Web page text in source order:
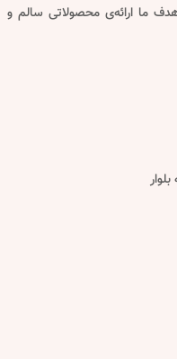
ما ارائه‌ی محصولاتی سالم و